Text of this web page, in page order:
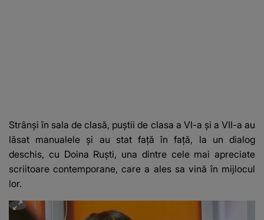
Strânși în sala de clasă, puștii de clasa a VI-a și a VII-a au
lăsat manualele și au stat față în față, la un dialog
deschis, cu Doina Ruști, una dintre cele mai apreciate
scriitoare contemporane, care a ales sa vină în mijlocul
lor.